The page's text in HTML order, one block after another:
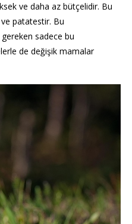
ve daha az bütçelidir. Bu
patatestir. Bu
sadece bu
de değişik mamalar